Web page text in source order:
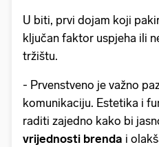
U biti, prvi dojam koji
ključan faktor uspjeha ili
tržištu.
- Prvenstveno je važno
komunikaciju. Estetika i
raditi zajedno kako bi
vrijednosti brenda i